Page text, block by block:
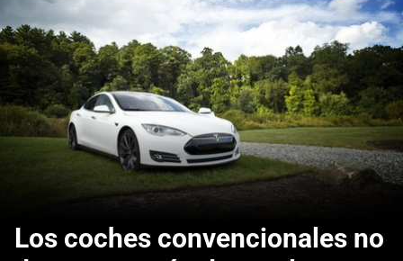
Los coches convencionales no